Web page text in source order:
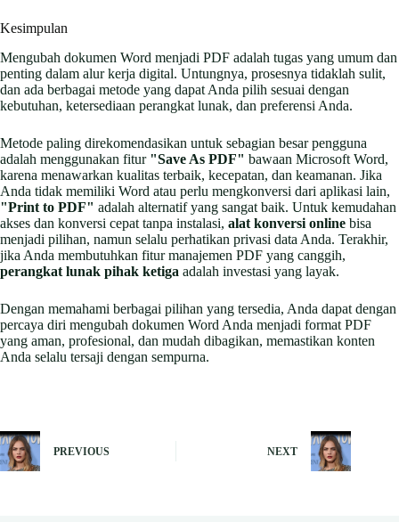
Kesimpulan
Mengubah dokumen Word menjadi PDF adalah tugas yang umum dan
penting dalam alur kerja digital. Untungnya, prosesnya tidaklah sulit,
dan ada berbagai metode yang dapat Anda pilih sesuai dengan
kebutuhan, ketersediaan perangkat lunak, dan preferensi Anda.
Metode paling direkomendasikan untuk sebagian besar pengguna
adalah menggunakan fitur "Save As PDF" bawaan Microsoft Word,
karena menawarkan kualitas terbaik, kecepatan, dan keamanan. Jika
Anda tidak memiliki Word atau perlu mengkonversi dari aplikasi lain,
"Print to PDF" adalah alternatif yang sangat baik. Untuk kemudahan
akses dan konversi cepat tanpa instalasi, alat konversi online bisa
menjadi pilihan, namun selalu perhatikan privasi data Anda. Terakhir,
jika Anda membutuhkan fitur manajemen PDF yang canggih,
perangkat lunak pihak ketiga adalah investasi yang layak.
Dengan memahami berbagai pilihan yang tersedia, Anda dapat dengan
percaya diri mengubah dokumen Word Anda menjadi format PDF
yang aman, profesional, dan mudah dibagikan, memastikan konten
Anda selalu tersaji dengan sempurna.
PREVIOUS NEXT